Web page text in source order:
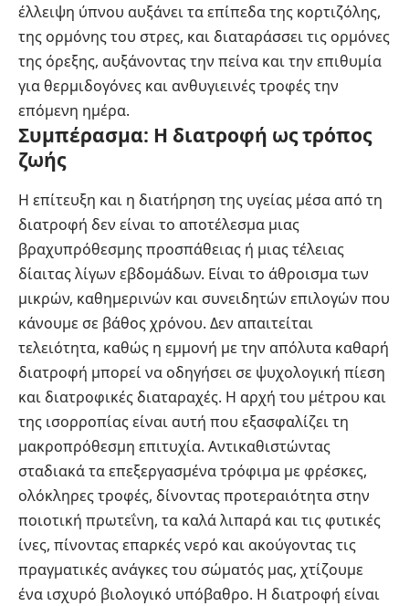
έλλειψη ύπνου αυξάνει τα επίπεδα της κορτιζόλης,
της ορμόνης του στρες, και διαταράσσει τις ορμόνες
της όρεξης, αυξάνοντας την πείνα και την επιθυμία
για θερμιδογόνες και ανθυγιεινές τροφές την
επόμενη ημέρα.
Συμπέρασμα: Η διατροφή ως τρόπος
ζωής
Η επίτευξη και η διατήρηση της υγείας μέσα από τη
διατροφή δεν είναι το αποτέλεσμα μιας
βραχυπρόθεσμης προσπάθειας ή μιας τέλειας
δίαιτας λίγων εβδομάδων. Είναι το άθροισμα των
μικρών, καθημερινών και συνειδητών επιλογών που
κάνουμε σε βάθος χρόνου. Δεν απαιτείται
τελειότητα, καθώς η εμμονή με την απόλυτα καθαρή
διατροφή μπορεί να οδηγήσει σε ψυχολογική πίεση
και διατροφικές διαταραχές. Η αρχή του μέτρου και
της ισορροπίας είναι αυτή που εξασφαλίζει τη
μακροπρόθεσμη επιτυχία. Αντικαθιστώντας
σταδιακά τα επεξεργασμένα τρόφιμα με φρέσκες,
ολόκληρες τροφές, δίνοντας προτεραιότητα στην
ποιοτική πρωτεΐνη, τα καλά λιπαρά και τις φυτικές
ίνες, πίνοντας επαρκές νερό και ακούγοντας τις
πραγματικές ανάγκες του σώματός μας, χτίζουμε
ένα ισχυρό βιολογικό υπόβαθρο. Η διατροφή είναι